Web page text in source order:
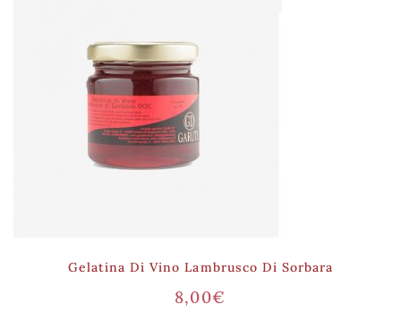
Gelatina Di Vino Lambrusco Di Sorbara
8,00€